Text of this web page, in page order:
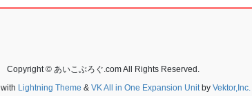
Copyright © あいこぶろぐ.com All Rights Reserved.
with Lightning Theme & VK All in One Expansion Unitby Vektor,Inc.